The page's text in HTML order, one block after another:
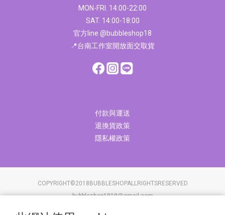
MON-FRI. 14:00-22:00
SAT. 14:00-18:00
官方line @bubbleshop18
📍台南工作室開放面交取貨
付款與運送
退換貨政策
隱私權政策
COPYRIGHT©2018BUBBLESHOPALLRIGHTSRESERVED
bubbleshop1818@gmail.com